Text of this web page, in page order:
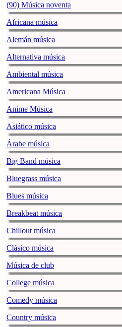
(90) Música noventa
Africana música
Alemán música
Alternativa música
Ambiental música
Americana Música
Anime Música
Asiático música
Árabe música
Big Band música
Bluegrass música
Blues música
Breakbeat música
Chillout música
Clásico música
Música de club
College música
Comedy música
Country música